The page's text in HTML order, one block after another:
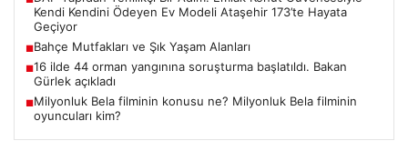
Kendi Kendini Ödeyen Ev Modeli Ataşehir 173’te Hayata
Geçiyor
■Bahçe Mutfakları ve Şık Yaşam Alanları
■16 ilde 44 orman yangınına soruşturma başlatıldı. Bakan
Gürlek açıkladı
■Milyonluk Bela filminin konusu ne? Milyonluk Bela filminin
oyuncuları kim?